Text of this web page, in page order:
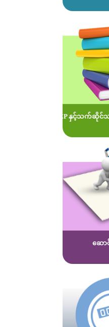
MOEP နှင့်သက်ဆိုင်
ဆောင်